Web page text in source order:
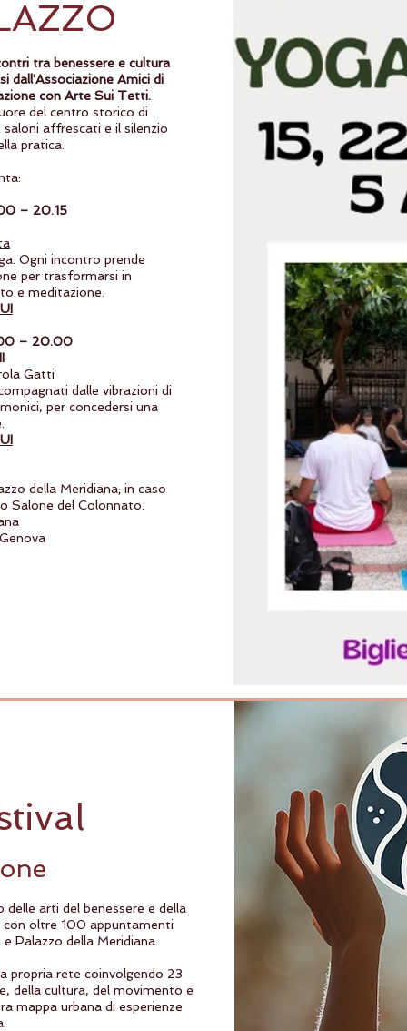
tra benessere e cultura
dall'Associazione Amici di
con Arte Sui Tetti.
del centro storico di
affrescati e il silenzio
pratica.
– 20.15
Ogni incontro prende
per trasformarsi in
e meditazione.
– 20.00
Gatti
dalle vibrazioni di
per concedersi una
della Meridiana; in caso
Salone del Colonnato.
arti del benessere e della
oltre 100 appuntamenti
Palazzo della Meridiana.
propria rete coinvolgendo 23
della cultura, del movimento e
mappa urbana di esperienze